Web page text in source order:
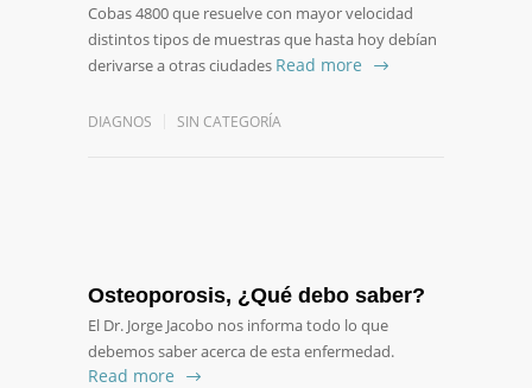
Cobas 4800 que resuelve con mayor velocidad
distintos tipos de muestras que hasta hoy debían
derivarse a otras ciudades Read more
DIAGNOS SIN CATEGORÍA
Osteoporosis, ¿Qué debo saber?
El Dr. Jorge Jacobo nos informa todo lo que
debemos saber acerca de esta enfermedad.
Read more